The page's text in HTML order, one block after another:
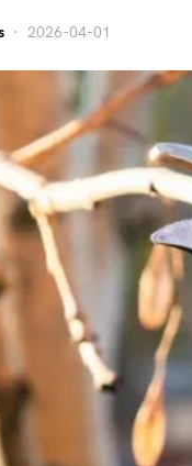
2026-04-01